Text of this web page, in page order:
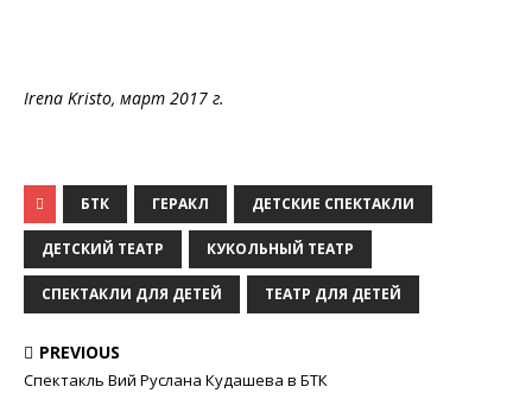
Irena Kristo, март 2017 г.
БТК ГЕРАКЛ ДЕТСКИЕ СПЕКТАКЛИ
ДЕТСКИЙ ТЕАТР КУКОЛЬНЫЙ ТЕАТР
СПЕКТАКЛИ ДЛЯ ДЕТЕЙ ТЕАТР ДЛЯ ДЕТЕЙ
PREVIOUS
Спектакль Вий Руслана Кудашева в БТК